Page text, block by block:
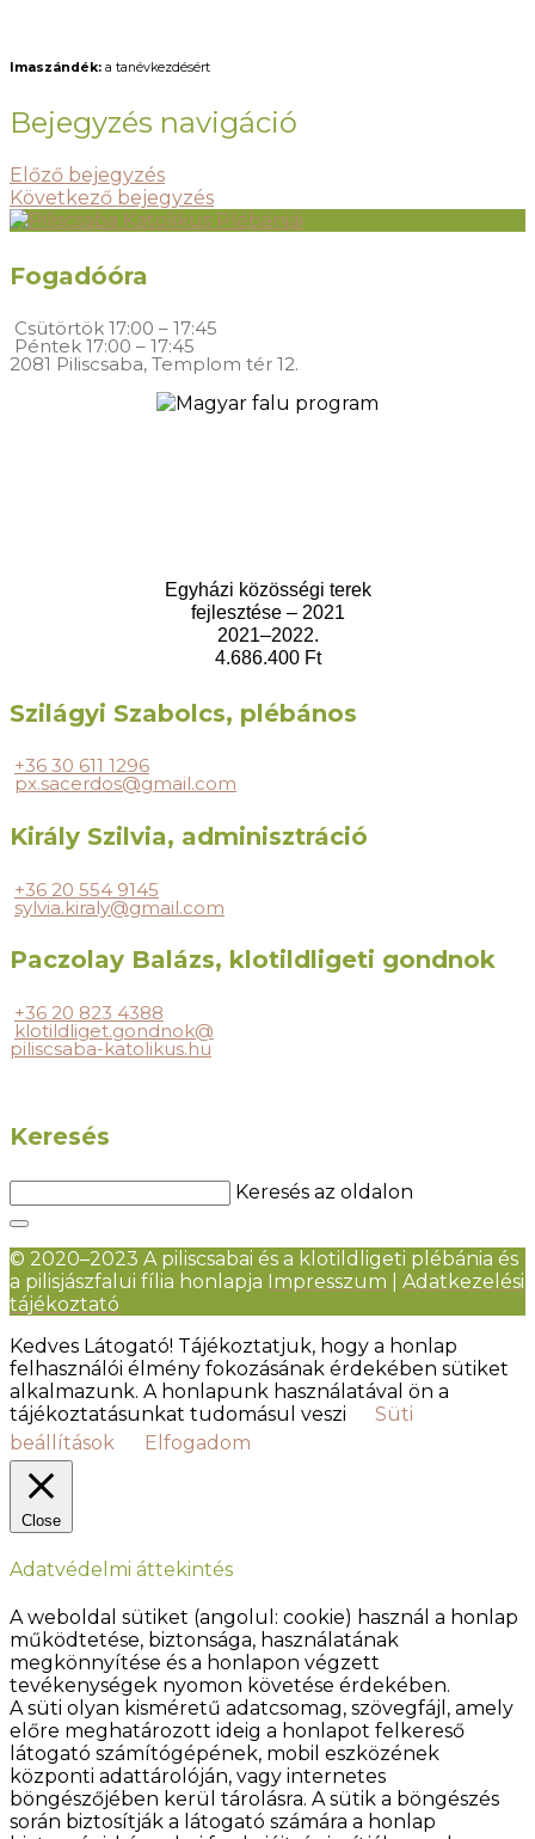
Imaszándék: a tanévkezdésért
Bejegyzés navigáció
Előző bejegyzés
Következő bejegyzés
Fogadóóra
Csütörtök 17:00 – 17:45
Péntek 17:00 – 17:45
2081 Piliscsaba, Templom tér 12.
Egyházi közösségi terek
fejlesztése – 2021
2021–2022.
4.686.400 Ft
Szilágyi Szabolcs, plébános
+36 30 611 1296
px.sacerdos@gmail.com
Király Szilvia, adminisztráció
+36 20 554 9145
sylvia.kiraly@gmail.com
Paczolay Balázs, klotildligeti gondnok
+36 20 823 4388
klotildliget.gondnok@
piliscsaba-katolikus.hu
Keresés
Keresés az oldalon
© 2020–2023 A piliscsabai és a klotildligeti plébánia és
a pilisjászfalui fília honlapja Impresszum
Adatkezelési
tájékoztató
Kedves Látogató! Tájékoztatjuk, hogy a honlap
felhasználói élmény fokozásának érdekében sütiket
alkalmazunk. A honlapunk használatával ön a
tájékoztatásunkat tudomásul veszi
Süti
beállítások
Elfogadom
Close
Adatvédelmi áttekintés
A weboldal sütiket (angolul: cookie) használ a honlap
működtetése, biztonsága, használatának
megkönnyítése és a honlapon végzett
tevékenységek nyomon követése érdekében.
A süti olyan kisméretű adatcsomag, szövegfájl, amely
előre meghatározott ideig a honlapot felkereső
látogató számítógépének, mobil eszközének
központi adattárolóján, vagy internetes
böngészőjében kerül tárolásra. A sütik a böngészés
során biztosítják a látogató számára a honlap